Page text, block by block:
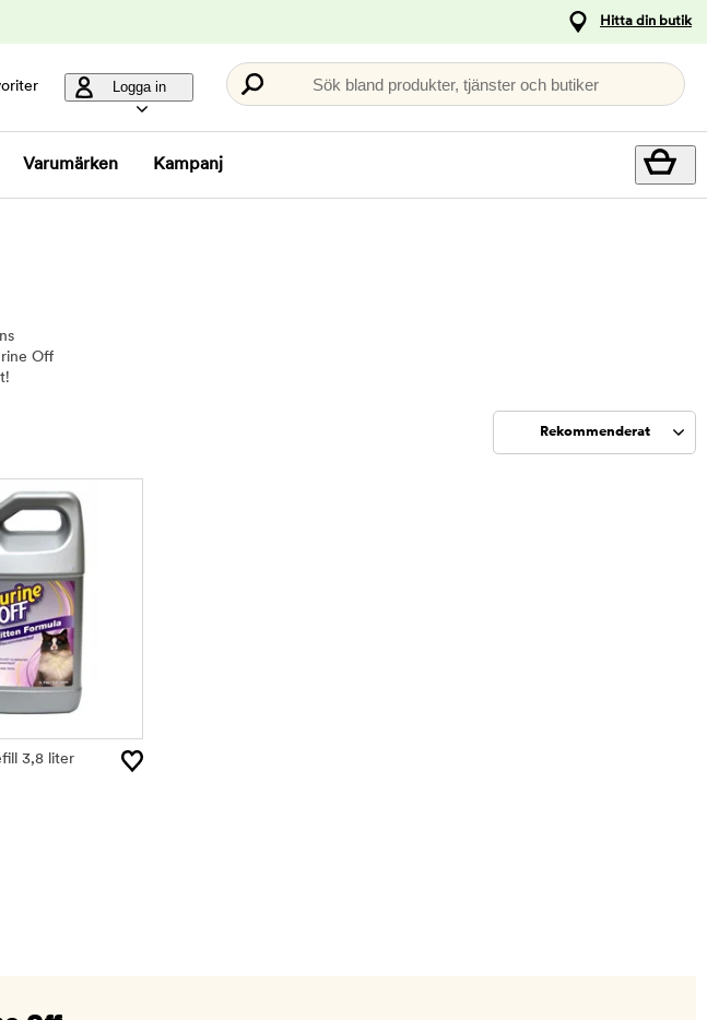
Hitta din butik
Logga in Sök bland produkter, tjänster och butiker
Varumärken Kampanj
Off
Rekommenderat
3,8 liter